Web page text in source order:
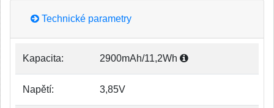
Technické parametry
Kapacita: 2900mAh/11,2Wh
Napětí: 3,85V